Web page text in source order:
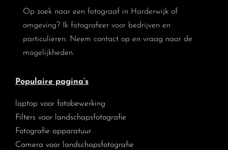
Op zoek naar een fotograaf in Harderwijk of
omgeving? Ik fotografeer voor bedrijven en
particulieren. Neem contact op en vraag naar de
mogelijkheden.
Populaire pagina’s
laptop voor fotobewerking
Filters voor landschapsfotografie
Fotografie apparatuur
Camera voor landschapsfotografie